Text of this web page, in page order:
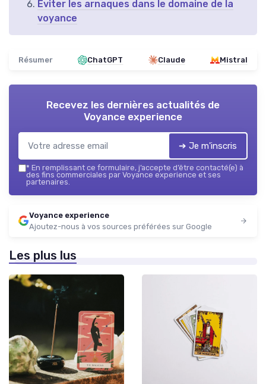
Éviter les arnaques dans le domaine de la
voyance
Résumer ChatGPT Claude Mistral
Recevez les dernières actualités de
Voyance experience
➔ Je m'inscris
* En remplissant ce formulaire, j’accepte d’être contacté(e) à
des fins commerciales par Voyance experience et ses
partenaires.
Voyance experience
Ajoutez-nous à vos sources préférées sur Google
Les plus lus